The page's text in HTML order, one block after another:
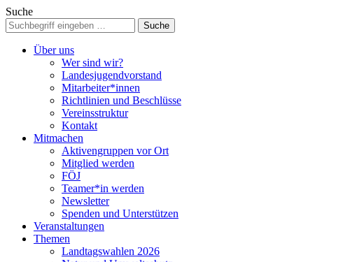
Suche
Über uns
Wer sind wir?
Landesjugendvorstand
Mitarbeiter*innen
Richtlinien und Beschlüsse
Vereinsstruktur
Kontakt
Mitmachen
Aktivengruppen vor Ort
Mitglied werden
FÖJ
Teamer*in werden
Newsletter
Spenden und Unterstützen
Veranstaltungen
Themen
Landtagswahlen 2026